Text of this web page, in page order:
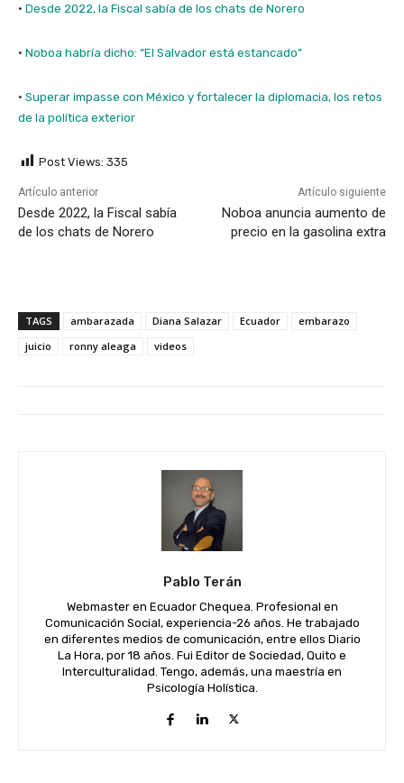
· Desde 2022, la Fiscal sabía de los chats de Norero
· Noboa habría dicho: “El Salvador está estancado”
· Superar impasse con México y fortalecer la diplomacia, los retos
de la política exterior
Post Views: 335
Artículo anterior
Desde 2022, la Fiscal sabía
de los chats de Norero
Artículo siguiente
Noboa anuncia aumento de
precio en la gasolina extra
TAGS ambarazada Diana Salazar Ecuador
embarazo
juicio
ronny aleaga videos
Pablo Terán
Webmaster en Ecuador Chequea. Profesional en
Comunicación Social, experiencia-26 años. He trabajado
en diferentes medios de comunicación, entre ellos Diario
La Hora, por 18 años. Fui Editor de Sociedad, Quito e
Interculturalidad. Tengo, además, una maestría en
Psicología Holística.